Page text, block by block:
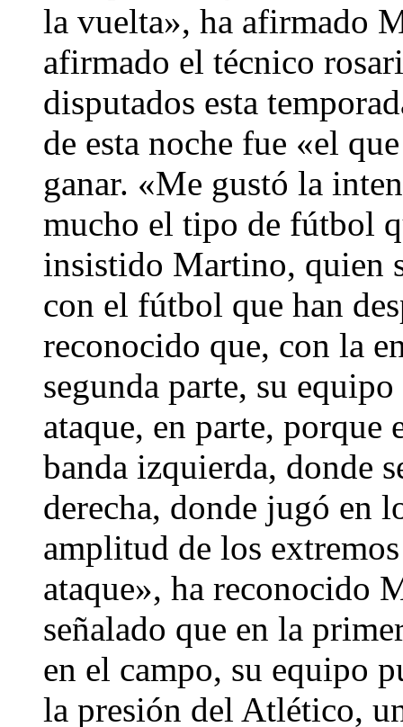
la vuelta», ha afirmado
afirmado el técnico
disputados esta
de esta noche fue «el
ganar. «Me gustó la
mucho el tipo de fútbol
insistido Martino, quien
con el fútbol que han
reconocido que, con la
segunda parte, su
ataque, en parte,
banda izquierda, donde
derecha, donde jugó en
amplitud de los
ataque», ha reconocido
señalado que en la
en el campo, su equipo
la presión del Atlético,